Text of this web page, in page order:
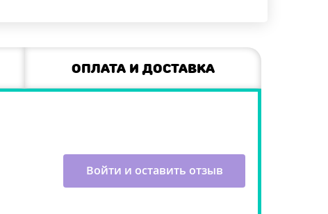
Оплата и доставка
Войти и оставить отзыв